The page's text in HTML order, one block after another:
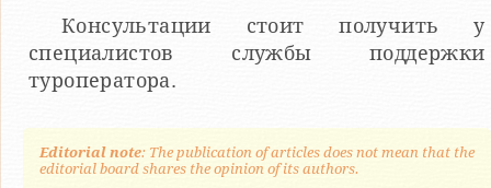
Консультации стоит получить у
специалистов службы поддержки
туроператора.
Editorial note: The publication of articles does not mean that the
editorial board shares the opinion of its authors.